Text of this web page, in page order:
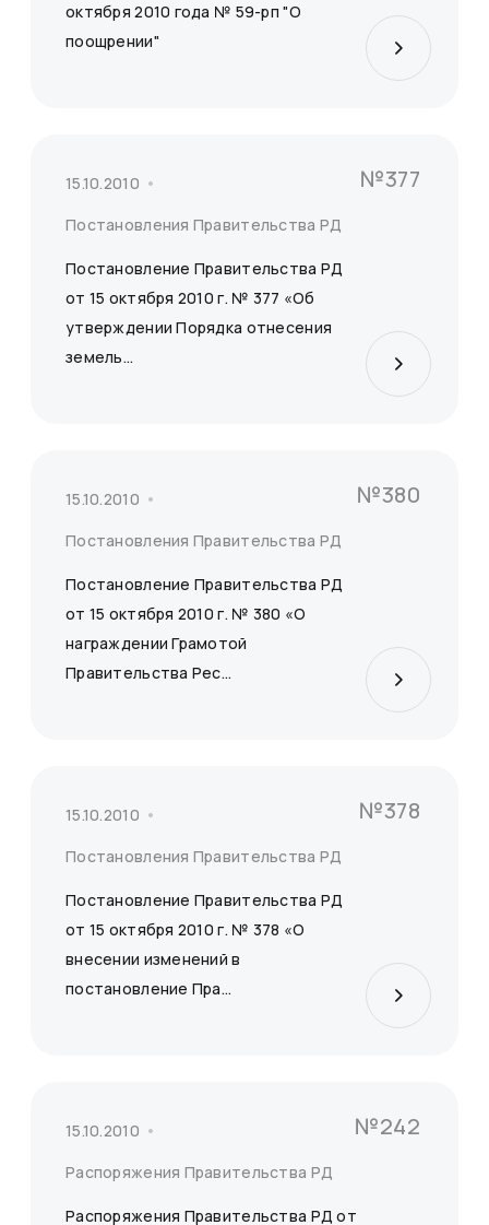
октября 2010 года № 59-рп "О
поощрении"
15.10.2010
Постановления Правительства РД
№377
Постановление Правительства РД
от 15 октября 2010 г. № 377 «Об
утверждении Порядка отнесения
земель...
15.10.2010
Постановления Правительства РД
№380
Постановление Правительства РД
от 15 октября 2010 г. № 380 «О
награждении Грамотой
Правительства Рес...
15.10.2010
Постановления Правительства РД
№378
Постановление Правительства РД
от 15 октября 2010 г. № 378 «О
внесении изменений в
постановление Пра...
15.10.2010
Распоряжения Правительства РД
№242
Распоряжения Правительства РД от